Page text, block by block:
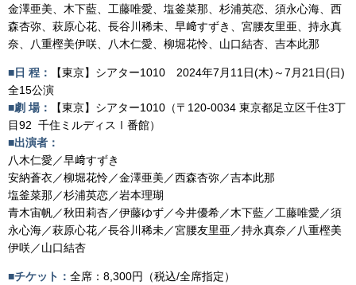
金澤亜美、木下藍、工藤唯愛、塩釜菜那、杉浦英恋、須永心海、西
森杏弥、萩原心花、長谷川稀未、早﨑すずき、宮腰友里亜、持永真
奈、八重樫美伊咲、八木仁愛、柳堀花怜、山口結杏、吉本此那
■日 程：
【東京】シアター1010 2024年7月11日(木)～7月21日(日)
全15公演
■劇 場：
【東京】シアター1010（〒120-0034 東京都足立区千住3丁
目92 千住ミルディスⅠ番館）
■出演者：
八木仁愛／早﨑すずき
安納蒼衣／柳堀花怜／金澤亜美／西森杏弥／吉本此那
塩釜菜那／杉浦英恋／岩本理瑚
青木宙帆／秋田莉杏／伊藤ゆず／今井優希／木下藍／工藤唯愛／須
永心海／萩原心花／長谷川稀未／宮腰友里亜／持永真奈／八重樫美
伊咲／山口結杏
■チケット： 全席：8,300円（税込/全席指定）